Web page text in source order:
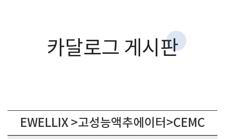
카달로그 게시판
EWELLIX >고성능액추에이터>CEMC